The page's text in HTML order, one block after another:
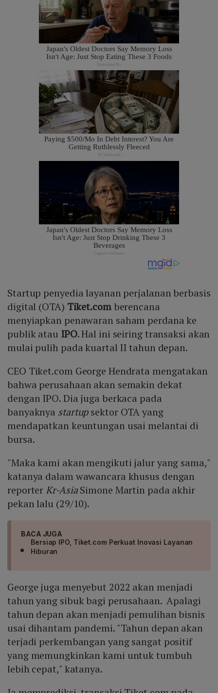
Startup penyedia layanan perjalanan berbasis
digital (OTA) Tiket.comberencana
menyiapkan penawaran saham perdana ke
publik atau IPO. Hal ini seiring transaksi akan
mulai pulih pada kuartal II tahun depan.
CEO Tiket.com George Hendrata mengatakan
bahwa perusahaan akan semakin dekat
dengan IPO. Dia juga berkaca pada
banyaknya startupsektor OTA yang
mendapatkan keuntungan usai melantai di
bursa.
"Maka kami akan mengikuti jalur yang sama,"
katanya dalam wawancara khusus dengan
reporter Kr-AsiaSimone Martin pada akhir
pekan lalu (29/10).
BACA JUGA
Bersiap IPO, Tiket.com Perkuat Inovasi Layanan
Hiburan
George juga menyebut 2022 akan menjadi
tahun yang sibuk bagi perusahaan. Apalagi
tahun depan akan menjadi pemulihan bisnis
usai dihantam pandemi. "Tahun depan akan
terjadi perkembangan yang sangat positif
yang memungkinkan kami untuk tumbuh
lebih cepat," katanya.